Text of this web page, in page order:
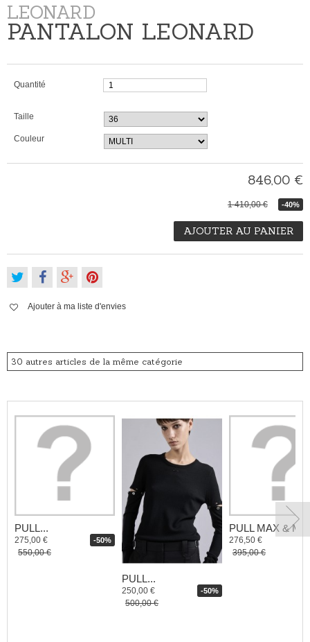
LEONARD
PANTALON LEONARD
Quantité
Taille
Couleur
846,00 €
-40%
1 410,00 €
AJOUTER AU PANIER
Ajouter à ma liste d'envies
30 autres articles de la même catégorie
PULL...
275,00 € -50%
550,00 €
PULL...
250,00 € -50%
500,00 €
PULL MAX &
276,50 €
395,00 €